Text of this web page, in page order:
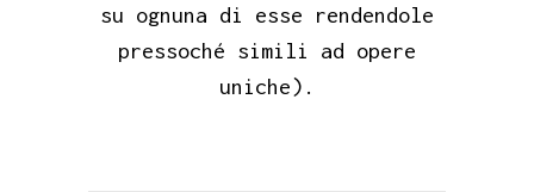
su ognuna di esse rendendole
pressoché simili ad opere
uniche).